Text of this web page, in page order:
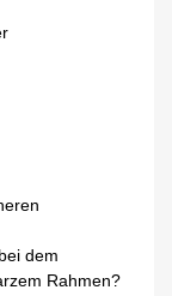
dem
Rahmen?